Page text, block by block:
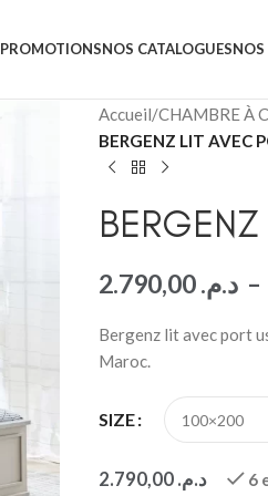
PROMOTIONSNOS CATALOGUESNOS
Accueil/CHAMBRE À
BERGENZ LIT AVEC
د.م.2.790,00 –
Bergenz lit avec port
Maroc.
SIZE
د.م. 2.790,00 6